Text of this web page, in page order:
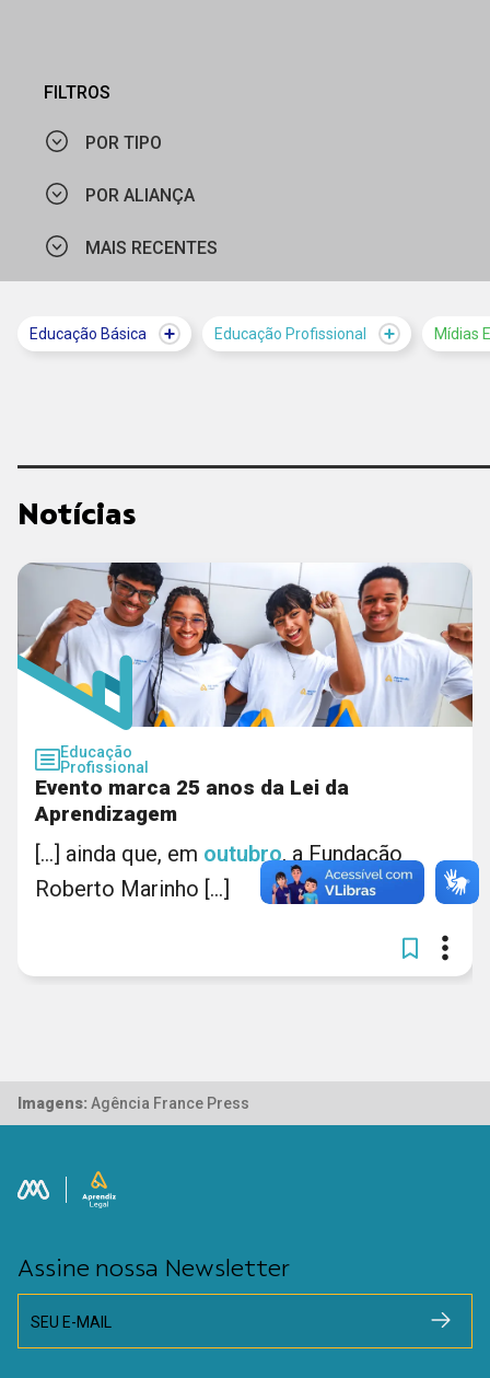
FILTROS
POR TIPO
POR ALIANÇA
MINISTÉRIO DO TRABALHO E EMPREGO
MAIS RECENTES
Educação Básica Educação Profissional Mídias
Notícias
Educação
Profissional
Evento marca 25 anos da Lei da
Aprendizagem
[...] ainda que, em outubro, a Fundação
Roberto Marinho [...]
Imagens: Agência France Press
Assine nossa Newsletter
SEU E-MAIL